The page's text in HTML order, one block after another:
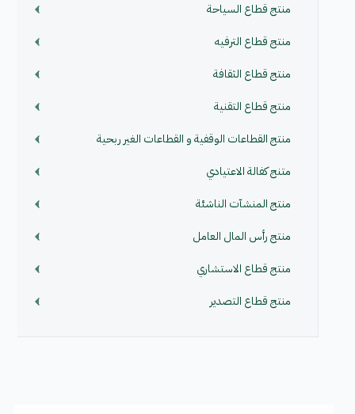
منتج قطاع السياحة
منتج قطاع الترفيه
منتج قطاع الثقافة
منتج قطاع التقنية
منتج القطاعات الوقفية و القطاعات الغير ربحية
متنج كفالة الاعتيادي
منتج المنشآت الناشئة
منتج رأس المال العامل
منتج قطاع الاستشاري
منتج قطاع التصدير